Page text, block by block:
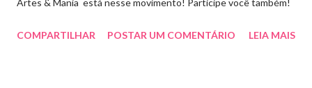
COMPARTILHAR POSTAR UM COMENTÁRIO LEIA MAIS